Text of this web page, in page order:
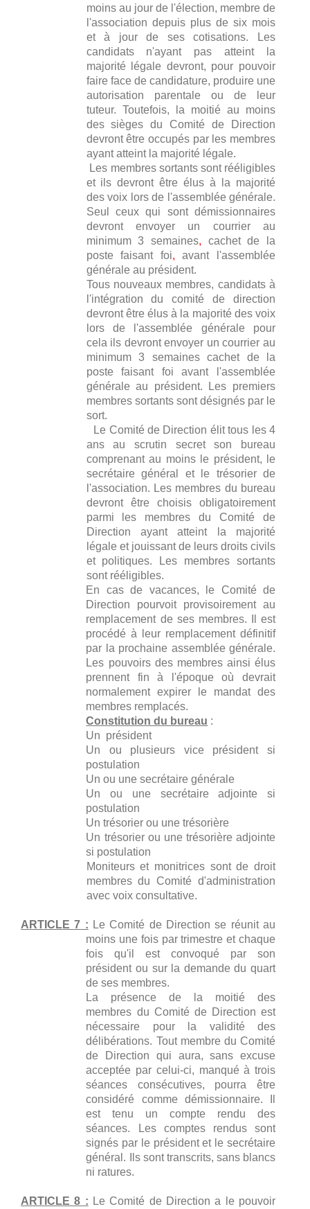
moins au jour de l'élection, membre de
l'association depuis plus de six mois
et à jour de ses cotisations. Les
candidats n'ayant pas atteint la
majorité légale devront, pour pouvoir
faire face de candidature, produire une
autorisation parentale ou de leur
tuteur. Toutefois, la moitié au moins
des sièges du Comité de Direction
devront être occupés par les membres
ayant atteint la majorité légale.
Les membres sortants sont rééligibles
et ils devront être élus à la majorité
des voix lors de l'assemblée générale.
Seul ceux qui sont démissionnaires
devront envoyer un courrier au
minimum 3 semaines, cachet de la
poste faisant foi, avant l'assemblée
générale au président.
Tous nouveaux membres, candidats à
l'intégration du comité de direction
devront être élus à la majorité des voix
lors de l'assemblée générale pour
cela ils devront envoyer un courrier au
minimum 3 semaines cachet de la
poste faisant foi avant l'assemblée
générale au président. Les premiers
membres sortants sont désignés par le
sort.
Le Comité de Direction élit tous les 4
ans au scrutin secret son bureau
comprenant au moins le président, le
secrétaire général et le trésorier de
l'association. Les membres du bureau
devront être choisis obligatoirement
parmi les membres du Comité de
Direction ayant atteint la majorité
légale et jouissant de leurs droits civils
et politiques. Les membres sortants
sont rééligibles.
En cas de vacances, le Comité de
Direction pourvoit provisoirement au
remplacement de ses membres. Il est
procédé à leur remplacement définitif
par la prochaine assemblée générale.
Les pouvoirs des membres ainsi élus
prennent fin à l'époque où devrait
normalement expirer le mandat des
membres remplacés.
Constitution du bureau :
Un président
Un ou plusieurs vice président si
postulation
Un ou une secrétaire générale
Un ou une secrétaire adjointe si
postulation
Un trésorier ou une trésorière
Un trésorier ou une trésorière adjointe
si postulation
Moniteurs et monitrices sont de droit
membres du Comité d'administration
avec voix consultative.
ARTICLE 7 : Le Comité de Direction se réunit au
moins une fois par trimestre et chaque
fois qu'il est convoqué par son
président ou sur la demande du quart
de ses membres.
La présence de la moitié des
membres du Comité de Direction est
nécessaire pour la validité des
délibérations. Tout membre du Comité
de Direction qui aura, sans excuse
acceptée par celui-ci, manqué à trois
séances consécutives, pourra être
considéré comme démissionnaire. Il
est tenu un compte rendu des
séances. Les comptes rendus sont
signés par le président et le secrétaire
général. Ils sont transcrits, sans blancs
ni ratures.
ARTICLE 8 : Le Comité de Direction a le pouvoir